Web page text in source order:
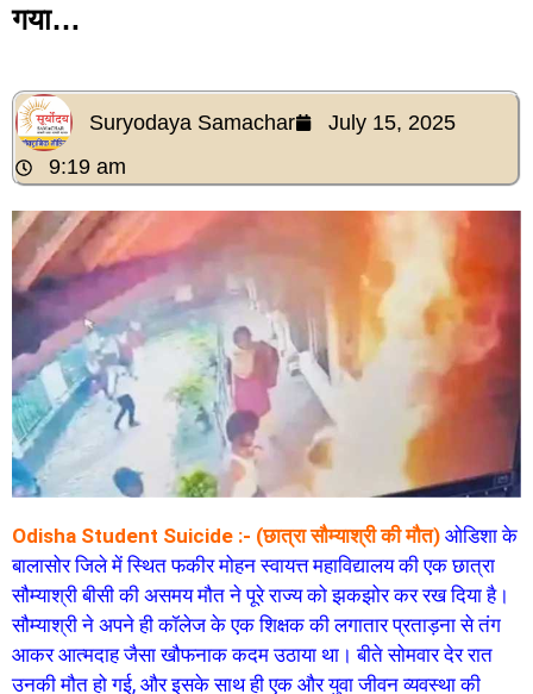
गया…
Suryodaya Samachar
July 15, 2025
9:19 am
Odisha Student Suicide :- (छात्रा सौम्याश्री की मौत) ओडिशा के
बालासोर जिले में स्थित फकीर मोहन स्वायत्त महाविद्यालय की एक छात्रा
सौम्याश्री बीसी की असमय मौत ने पूरे राज्य को झकझोर कर रख दिया है।
सौम्याश्री ने अपने ही कॉलेज के एक शिक्षक की लगातार प्रताड़ना से तंग
आकर आत्मदाह जैसा खौफनाक कदम उठाया था। बीते सोमवार देर रात
उनकी मौत हो गई, और इसके साथ ही एक और युवा जीवन व्यवस्था की